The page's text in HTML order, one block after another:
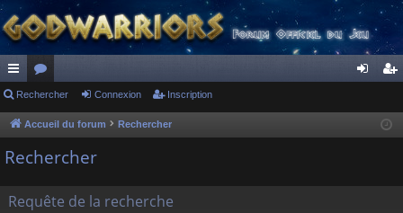
ac
co
ur
s
or
u
m
cri
Rechercher Connexion Inscription
Accueil du forum Rechercher
Rechercher
Requête de la recherche